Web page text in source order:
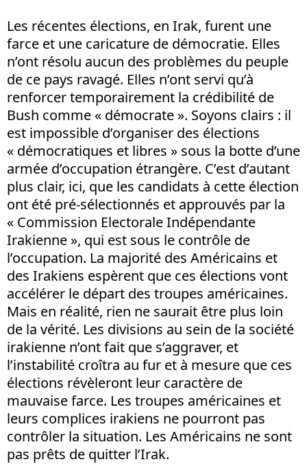
Les récentes élections, en Irak, furent une
farce et une caricature de démocratie. Elles
n’ont résolu aucun des problèmes du peuple
de ce pays ravagé. Elles n’ont servi qu’à
renforcer temporairement la crédibilité de
Bush comme « démocrate ». Soyons clairs : il
est impossible d’organiser des élections
« démocratiques et libres » sous la botte d’une
armée d’occupation étrangère. C’est d’autant
plus clair, ici, que les candidats à cette élection
ont été pré-sélectionnés et approuvés par la
« Commission Electorale Indépendante
Irakienne », qui est sous le contrôle de
l’occupation. La majorité des Américains et
des Irakiens espèrent que ces élections vont
accélérer le départ des troupes américaines.
Mais en réalité, rien ne saurait être plus loin
de la vérité. Les divisions au sein de la société
irakienne n’ont fait que s’aggraver, et
l’instabilité croîtra au fur et à mesure que ces
élections révèleront leur caractère de
mauvaise farce. Les troupes américaines et
leurs complices irakiens ne pourront pas
contrôler la situation. Les Américains ne sont
pas prêts de quitter l’Irak.